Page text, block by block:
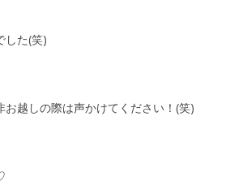
した(笑)
お越しの際は声かけてください！(笑)